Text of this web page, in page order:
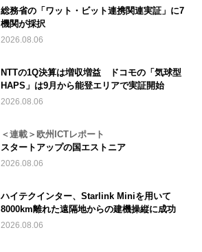
総務省の「ワット・ビット連携関連実証」に7
機関が採択
2026.08.06
NTTの1Q決算は増収増益 ドコモの「気球型
HAPS」は9月から能登エリアで実証開始
2026.08.06
＜連載＞欧州ICTレポート
スタートアップの国エストニア
2026.08.06
ハイテクインター、Starlink Miniを用いて
8000km離れた遠隔地からの建機操縦に成功
2026.08.06